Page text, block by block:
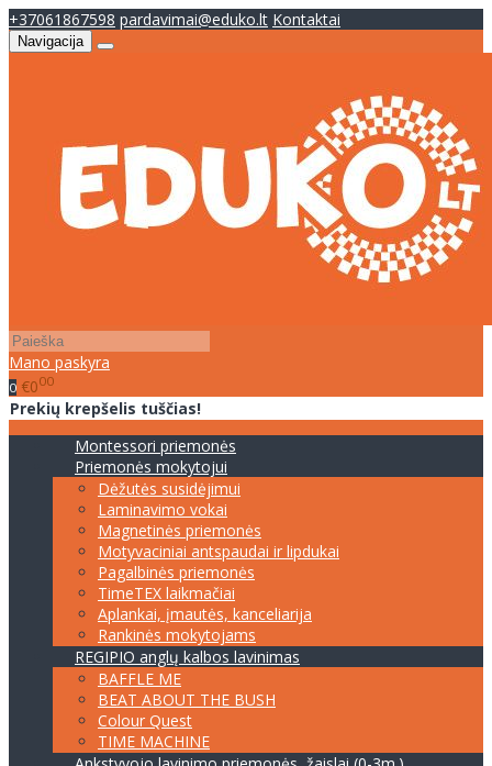
+37061867598 pardavimai@eduko.lt Kontaktai
Navigacija
Mano paskyra
0 €000
Prekių krepšelis tuščias!
Montessori priemonės
Priemonės mokytojui
Dėžutės susidėjimui
Laminavimo vokai
Magnetinės priemonės
Motyvaciniai antspaudai ir lipdukai
Pagalbinės priemonės
TimeTEX laikmačiai
Aplankai, įmautės, kanceliarija
Rankinės mokytojams
REGIPIO anglų kalbos lavinimas
BAFFLE ME
BEAT ABOUT THE BUSH
Colour Quest
TIME MACHINE